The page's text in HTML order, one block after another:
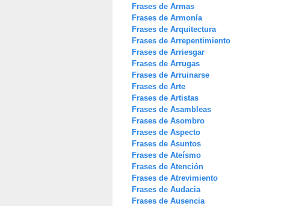
Frases de Armas
Frases de Armonía
Frases de Arquitectura
Frases de Arrepentimiento
Frases de Arriesgar
Frases de Arrugas
Frases de Arruinarse
Frases de Arte
Frases de Artistas
Frases de Asambleas
Frases de Asombro
Frases de Aspecto
Frases de Asuntos
Frases de Ateísmo
Frases de Atención
Frases de Atrevimiento
Frases de Audacia
Frases de Ausencia